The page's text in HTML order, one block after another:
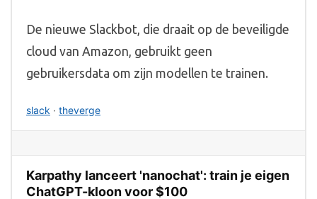
De nieuwe Slackbot, die draait op de beveiligde
cloud van Amazon, gebruikt geen
gebruikersdata om zijn modellen te trainen.
slack · theverge
Karpathy lanceert 'nanochat': train je eigen
ChatGPT-kloon voor $100